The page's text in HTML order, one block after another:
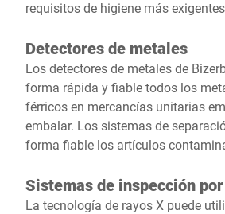
requisitos de higiene más
Detectores de metales
Los detectores de metales de
forma rápida y fiable todos los
férricos en mercancías unitarias
embalar. Los sistemas de
forma fiable los artículos
Sistemas de inspección
La tecnología de rayos X puede